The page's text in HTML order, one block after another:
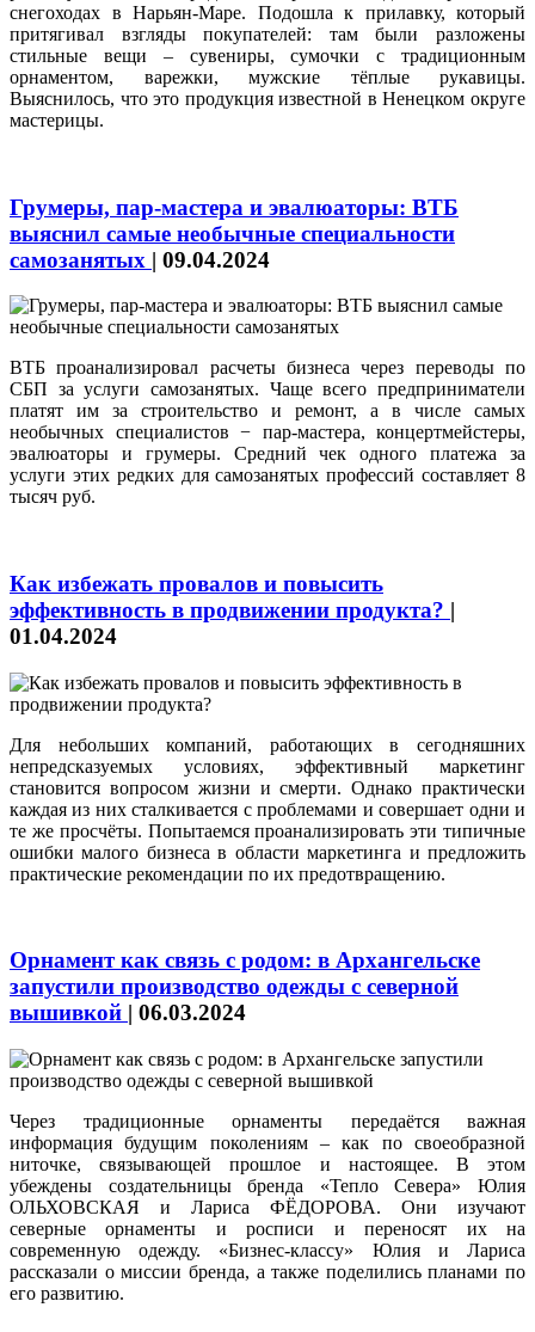
снегоходах в Нарьян-Маре. Подошла к прилавку, который
притягивал взгляды покупателей: там были разложены
стильные вещи – сувениры, сумочки с традиционным
орнаментом, варежки, мужские тёплые рукавицы.
Выяснилось, что это продукция известной в Ненецком округе
мастерицы.
Грумеры, пар-мастера и эвалюаторы: ВТБ
выяснил самые необычные специальности
самозанятых | 09.04.2024
ВТБ проанализировал расчеты бизнеса через переводы по
СБП за услуги самозанятых. Чаще всего предприниматели
платят им за строительство и ремонт, а в числе самых
необычных специалистов − пар-мастера, концертмейстеры,
эвалюаторы и грумеры. Средний чек одного платежа за
услуги этих редких для самозанятых профессий составляет 8
тысяч руб.
Как избежать провалов и повысить
эффективность в продвижении продукта? |
01.04.2024
Для небольших компаний, работающих в сегодняшних
непредсказуемых условиях, эффективный маркетинг
становится вопросом жизни и смерти. Однако практически
каждая из них сталкивается с проблемами и совершает одни и
те же просчёты. Попытаемся проанализировать эти типичные
ошибки малого бизнеса в области маркетинга и предложить
практические рекомендации по их предотвращению.
Орнамент как связь с родом: в Архангельске
запустили производство одежды с северной
вышивкой | 06.03.2024
Через традиционные орнаменты передаётся важная
информация будущим поколениям – как по своеобразной
ниточке, связывающей прошлое и настоящее. В этом
убеждены создательницы бренда «Тепло Севера» Юлия
ОЛЬХОВСКАЯ и Лариса ФЁДОРОВА. Они изучают
северные орнаменты и росписи и переносят их на
современную одежду. «Бизнес-классу» Юлия и Лариса
рассказали о миссии бренда, а также поделились планами по
его развитию.